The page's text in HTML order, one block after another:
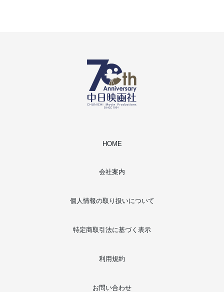
HOME
会社案内
個人情報の取り扱いについて
特定商取引法に基づく表示
利用規約
お問い合わせ